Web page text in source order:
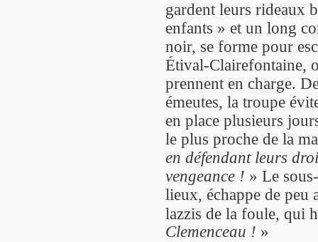
gardent leurs rideaux
enfants » et un long
noir, se forme pour
Étival-Clairefontaine,
prennent en charge.
émeutes, la troupe
en place plusieurs
le plus proche de la
en défendant leurs
vengeance ! » Le
lieux, échappe de peu
lazzis de la foule, qui
Clemenceau ! »